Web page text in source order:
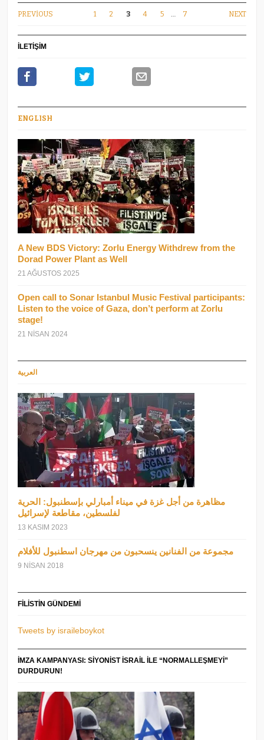
PREVIOUS 1 2 3 4 5 … 7 NEXT
İLETİŞİM
ENGLISH
A New BDS Victory: Zorlu Energy Withdrew from the
Dorad Power Plant as Well
21 AĞUSTOS 2025
Open call to Sonar Istanbul Music Festival participants:
Listen to the voice of Gaza, don’t perform at Zorlu
stage!
21 NISAN 2024
العربية
مظاهرة من أجل غزة في ميناء أمبارلي بإسطنبول: الحرية
لفلسطين، مقاطعة لإسرائيل
13 KASIM 2023
مجموعة من الفنانين ينسحبون من مهرجان اسطنبول للأفلام
9 NISAN 2018
FILISTIN GÜNDEMI
Tweets by israileboykot
İMZA KAMPANYASI: SIYONIST İSRAIL ILE “NORMALLEŞMEYI”
DURDURUN!